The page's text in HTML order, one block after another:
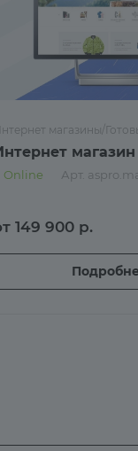
магазины/
Online Арт.
149 900 р.